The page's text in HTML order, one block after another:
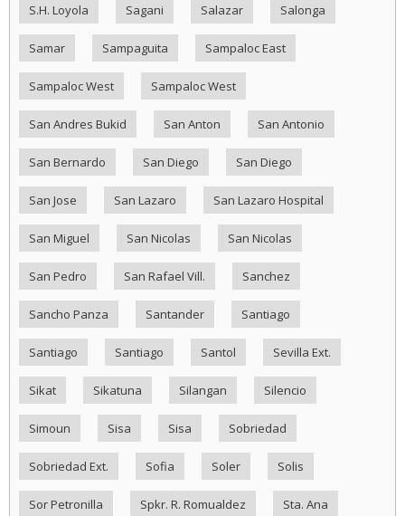
S.H. Loyola Sagani Salazar Salonga
Samar Sampaguita Sampaloc East
Sampaloc West Sampaloc West
San Andres Bukid San Anton San Antonio
San Bernardo San Diego San Diego
San Jose San Lazaro San Lazaro Hospital
San Miguel San Nicolas San Nicolas
San Pedro San Rafael Vill. Sanchez
Sancho Panza Santander Santiago
Santiago Santiago Santol Sevilla Ext.
Sikat Sikatuna Silangan Silencio
Simoun Sisa Sisa Sobriedad
Sobriedad Ext. Sofia Soler Solis
Sor Petronilla Spkr. R. Romualdez Sta. Ana